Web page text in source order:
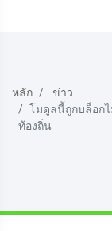
หลัก
ข่าว
โมดูลนี้ถูกบล็อก
ท้องถิ่น